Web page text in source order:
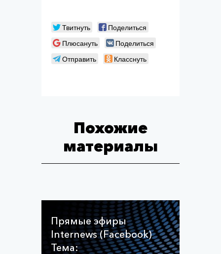
Твитнуть
Поделиться
Плюсануть
Поделиться
Отправить
Класснуть
Похожие
материалы
Прямые эфиры
Internews (Facebook)
Тема: